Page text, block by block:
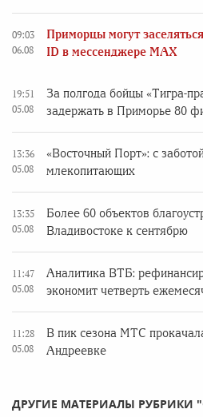
09:03
06.08
Приморцы могут
ID в мессенджере MAX
19:51
05.08
За полгода бойцы «Тигра-
задержать в Приморье 80
13:36
05.08
«Восточный Порт»: с
млекопитающих
13:35
05.08
Более 60 объектов
Владивостоке к сентябрю
11:47
05.08
Аналитика ВТБ:
экономит четверть
11:28
05.08
В пик сезона МТС
Андреевке
ДРУГИЕ МАТЕРИАЛЫ РУБРИКИ